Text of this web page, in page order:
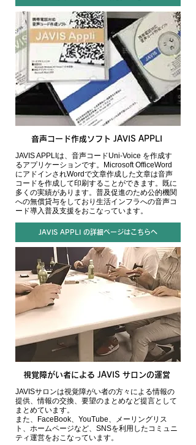
音声コード作成ソフト JAVIS APPLI
JAVIS APPLIは、音声コードUni-Voice を作成す
るアプリケーションです。Microsoft OfficeWord
にアドインされWordで文章作成した文章は音声
コードを作成して印刷することができます。既に
多くの実績があります。普及促進のため公的機関
への無償貸与をしており生活インフラへの音声コ
ード導入普及支援をおこなっています。
JAVIS APPLI の詳細ページはこちらへ
視覚障がい者による JAVIS サロンの運営
JAVISサロンは視覚障がい者の方々による情報の
提供、情報の交換、要望のまとめなど提言として
まとめています。
また、FaceBook、YouTube、メーリングリス
ト、ホームページなど、SNSを利用したコミュニ
ティ運営をおこなっています。